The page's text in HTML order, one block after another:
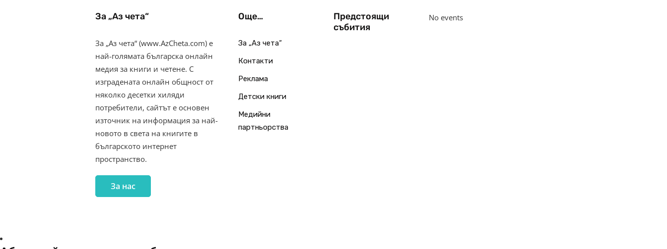
За „Аз чета“
За „Аз чета“ (www.AzCheta.com) е
най-голямата българска онлайн
медия за книги и четене. С
изградената онлайн общност от
няколко десетки хиляди
потребители, сайтът е основен
източник на информация за най-
новото в света на книгите в
българското интернет
пространство.
За нас
Още…
За „Аз чета“
Контакти
Реклама
Детски книги
Медийни
партньорства
Предстоящи
събития
No events